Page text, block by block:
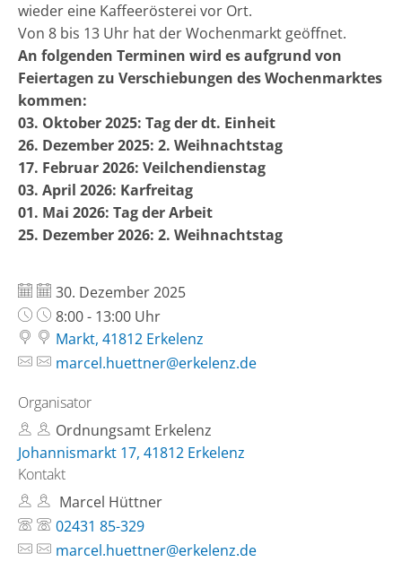
wieder eine Kaffeerösterei vor Ort.
Von 8 bis 13 Uhr hat der Wochenmarkt geöffnet.
An folgenden Terminen wird es aufgrund von
Feiertagen zu Verschiebungen des Wochenmarktes
kommen:
03. Oktober 2025: Tag der dt. Einheit
26. Dezember 2025: 2. Weihnachtstag
17. Februar 2026: Veilchendienstag
03. April 2026: Karfreitag
01. Mai 2026: Tag der Arbeit
25. Dezember 2026: 2. Weihnachtstag
Datum:
30. Dezember 2025
Uhrzeit:
8:00 - 13:00 Uhr
Markt, 41812 Erkelenz
marcel.huettner@erkelenz.de
Organisator
Ordnungsamt Erkelenz
Johannismarkt 17, 41812 Erkelenz
Kontakt
Marcel Hüttner
02431 85-329
marcel.huettner@erkelenz.de